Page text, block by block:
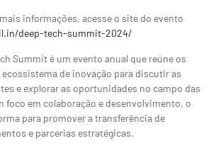
informações, acesse o site do evento
deep-tech-summit-2024/
Summit é um evento anual que reúne os
de inovação para discutir as
e explorar as oportunidades no campo das
foco em colaboração e desenvolvimento, o
para promover a transferência de
e parcerias estratégicas.